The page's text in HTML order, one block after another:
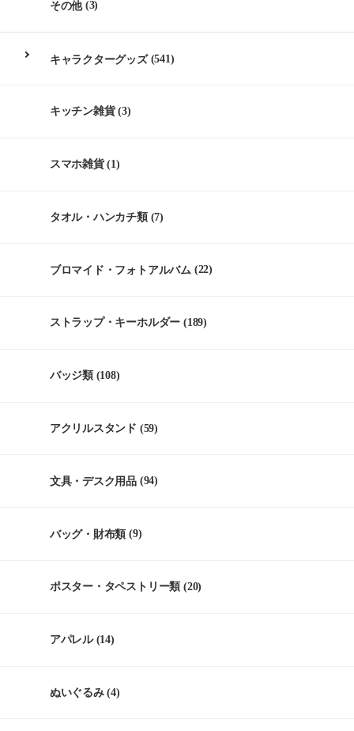
その他(3)
キャラクターグッズ(541)
キッチン雑貨(3)
スマホ雑貨(1)
タオル・ハンカチ類(7)
ブロマイド・フォトアルバム (22)
ストラップ・キーホルダー (189)
バッジ類(108)
アクリルスタンド (59)
文具・デスク用品 (94)
バッグ・財布類 (9)
ポスター・タペストリー類 (20)
アパレル(14)
ぬいぐるみ(4)